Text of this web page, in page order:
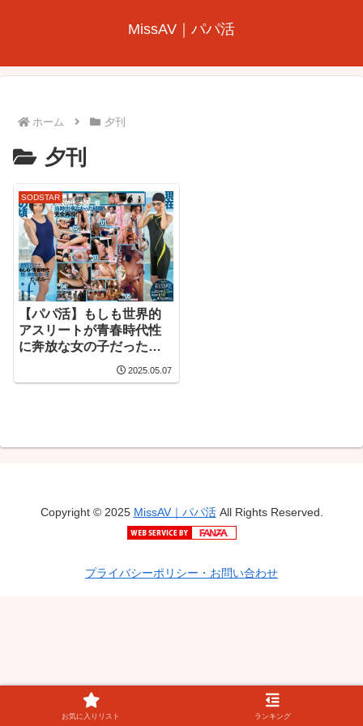
MissAV｜パパ活
ホーム 夕刊
夕刊
SODSTAR
【パパ活】もしも世界的
アスリートが青春時代性
に奔放な女の子だった
2025.05.07
Copyright © 2025 MissAV｜パパ活All Rights Reserved.
プライバシーポリシー・お問い合わせ
お気に入りリスト ランキング